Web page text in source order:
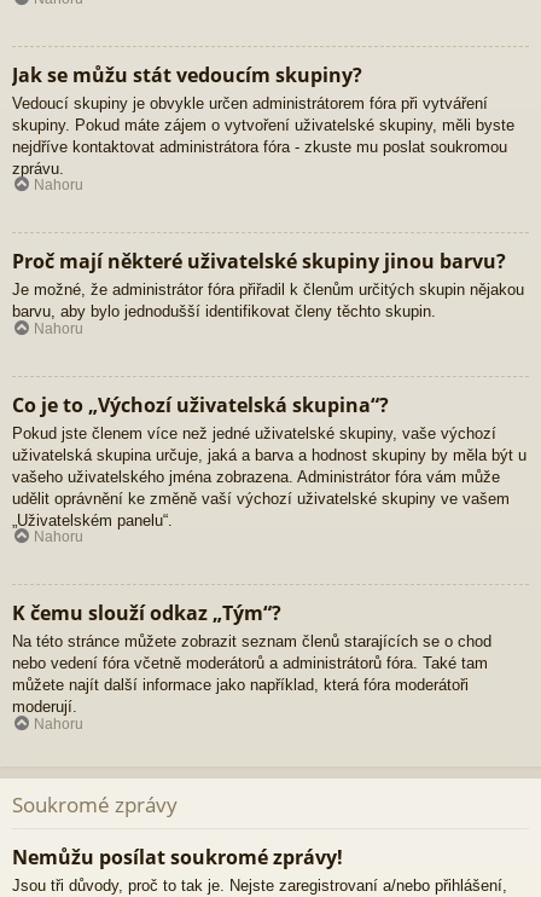
Jak se můžu stát vedoucím skupiny?
Vedoucí skupiny je obvykle určen administrátorem fóra při vytváření
skupiny. Pokud máte zájem o vytvoření uživatelské skupiny, měli byste
nejdříve kontaktovat administrátora fóra - zkuste mu poslat soukromou
zprávu.
Nahoru
Proč mají některé uživatelské skupiny jinou barvu?
Je možné, že administrátor fóra přiřadil k členům určitých skupin nějakou
barvu, aby bylo jednodušší identifikovat členy těchto skupin.
Nahoru
Co je to „Výchozí uživatelská skupina“?
Pokud jste členem více než jedné uživatelské skupiny, vaše výchozí
uživatelská skupina určuje, jaká a barva a hodnost skupiny by měla být u
vašeho uživatelského jména zobrazena. Administrátor fóra vám může
udělit oprávnění ke změně vaší výchozí uživatelské skupiny ve vašem
„Uživatelském panelu“.
Nahoru
K čemu slouží odkaz „Tým“?
Na této stránce můžete zobrazit seznam členů starajících se o chod
nebo vedení fóra včetně moderátorů a administrátorů fóra. Také tam
můžete najít další informace jako například, která fóra moderátoři
moderují.
Nahoru
Soukromé zprávy
Nemůžu posílat soukromé zprávy!
Jsou tři důvody, proč to tak je. Nejste zaregistrovaní a/nebo přihlášení,